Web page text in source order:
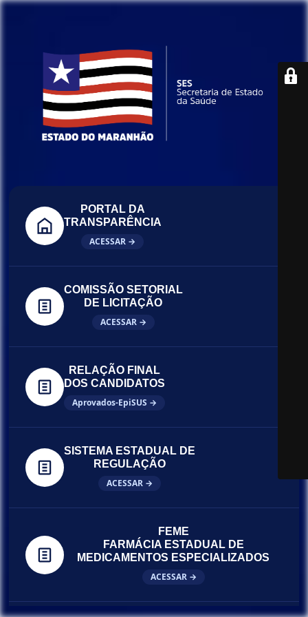
PORTAL DA
TRANSPARÊNCIA
ACESSAR →
COMISSÃO SETORIAL
DE LICITAÇÃO
ACESSAR →
RELAÇÃO FINAL
DOS CANDIDATOS
Aprovados-EpiSUS →
SISTEMA ESTADUAL DE
REGULAÇÃO
ACESSAR →
FEME
FARMÁCIA ESTADUAL DE
MEDICAMENTOS ESPECIALIZADOS
ACESSAR →